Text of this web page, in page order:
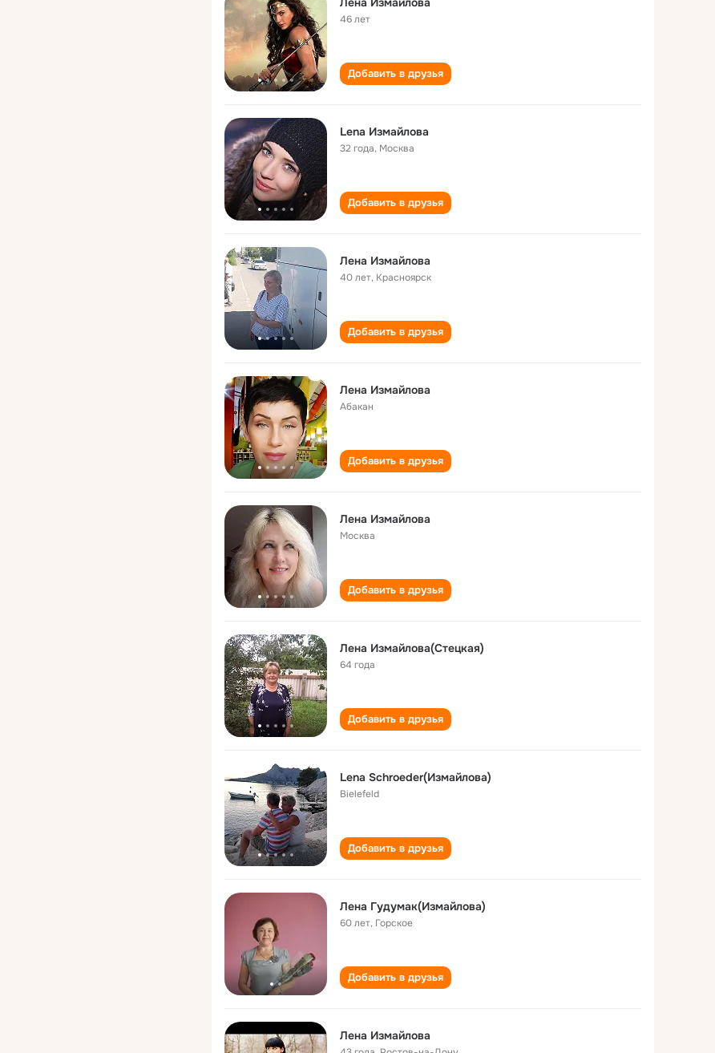
46 лет
Добавить в друзья
Lena Измайлова
32 года, Москва
Добавить в друзья
Лена Измайлова
40 лет, Красноярск
Добавить в друзья
Лена Измайлова
Абакан
Добавить в друзья
Лена Измайлова
Москва
Добавить в друзья
Лена Измайлова(Стецкая)
64 года
Добавить в друзья
Lena Schroeder(Измайлова)
Bielefeld
Добавить в друзья
Лена Гудумак(Измайлова)
60 лет, Горское
Добавить в друзья
Лена Измайлова